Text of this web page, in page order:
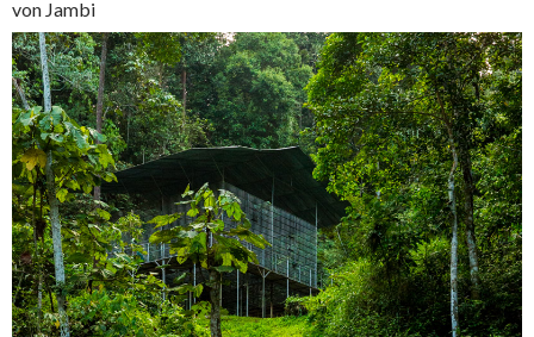
von Jambi